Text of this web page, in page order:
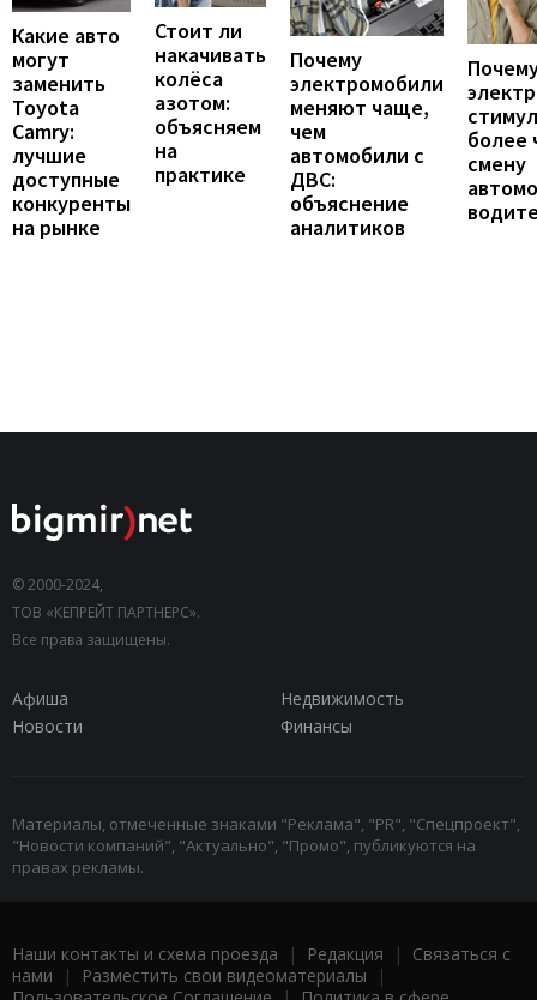
Какие авто
могут
заменить
Toyota
Camry:
лучшие
доступные
конкуренты
на рынке
Стоит ли
накачивать
колёса
азотом:
объясняем
на
практике
Почему
электромобили
меняют чаще,
чем
автомобили с
ДВС:
объяснение
аналитиков
более
смену
© 2000-2024,
ТОВ «КЕПРЕЙТ ПАРТНЕРС».
Все права защищены.
Афиша
Недвижимость
Новости
Финансы
Материалы, отмеченные знаками "Реклама", "PR", "Спецпроект",
"Новости компаний", "Актуально", "Промо", публикуются на
правах рекламы.
Наши контакты и схема проезда | Редакция | Связаться с
нами | Разместить свои видеоматериалы |